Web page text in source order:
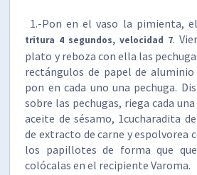
1.-Pon en el vaso la pimienta,
tritura 4 segundos, velocidad 7.
plato y reboza con ella las
rectángulos de papel de
pon en cada uno una pechuga.
sobre las pechugas, riega cada
aceite de sésamo, 1cucharadita
de extracto de carne y espolvorea
los papillotes de forma que
colócalas en el recipiente Varoma.